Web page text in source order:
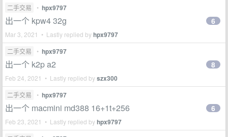
二手交易 • hpx9797
出一个 kpw4 32g
Mar 3, 2021 • Lastly replied byhpx9797
6
二手交易 • hpx9797
出一个 k2p a2
Feb 24, 2021 • Lastly replied byszx300
8
二手交易 • hpx9797
出一个 macmini md388 16+1t+256
Feb 23, 2021 • Lastly replied byhpx9797
6